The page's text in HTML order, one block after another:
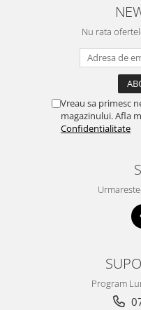
Nu rata
Vreau sa primesc
magazinului. Afla
Confidentialitate
Program